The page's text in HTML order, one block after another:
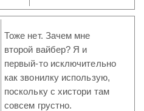
Тоже нет. Зачем мне
второй вайбер? Я и
первый-то исключительно
как звонилку использую,
поскольку с хистори там
совсем грустно.